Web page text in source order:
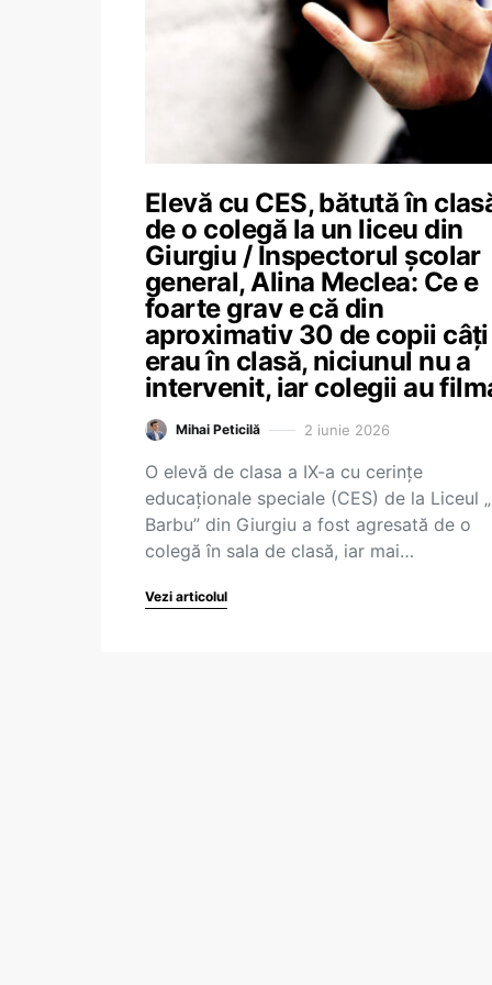
Elevă cu CES, bătută în
de o colegă la un liceu din
Giurgiu / Inspectorul școlar
general, Alina Meclea: Ce e
foarte grav e că din
aproximativ 30 de copii câți
erau în clasă, niciunul nu a
intervenit, iar colegii au
Mihai Peticilă 2 iunie 2026
O elevă de clasa a IX-a cu cerințe
educaționale speciale (CES) de la Liceul
Barbu” din Giurgiu a fost agresată de o
colegă în sala de clasă, iar mai…
Vezi articolul